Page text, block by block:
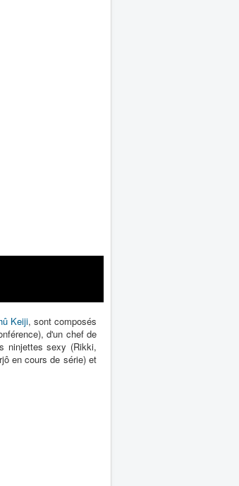
Keiji, sont composés
d'un chef de
ninjettes sexy (Rikki,
en cours de série) et